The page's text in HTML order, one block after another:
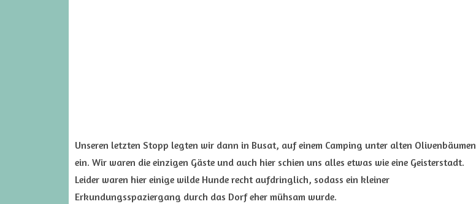
Unseren letzten Stopp legten wir dann in Busat, auf einem Camping unter alten Olivenbäumen
ein. Wir waren die einzigen Gäste und auch hier schien uns alles etwas wie eine Geisterstadt.
Leider waren hier einige wilde Hunde recht aufdringlich, sodass ein kleiner
Erkundungsspaziergang durch das Dorf eher mühsam wurde.